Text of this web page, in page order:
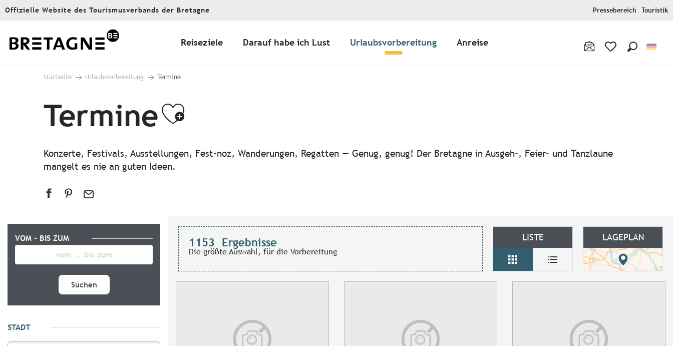
Aller
principal
Offizielle Website des Tourismusverbands der Bretagne Pressebereich Touristik
Reiseziele Darauf habe ich Lust Urlaubsvorbereitung Anreise
Startseite Urlaubsvorbereitung Termine
TermineAjouter aux favoris
Konzerte, Festivals, Ausstellungen, Fest-noz, Wanderungen, Regatten — Genug, genug! Der Bretagne in Ausgeh-, Feier- und Tanzlaune
mangelt es nie an guten Ideen.
VOM - BIS ZUM
Suchen
STADT
1153 Ergebnisse
Die größte Auswahl, für die Vorbereitung
LISTE LAGEPLAN